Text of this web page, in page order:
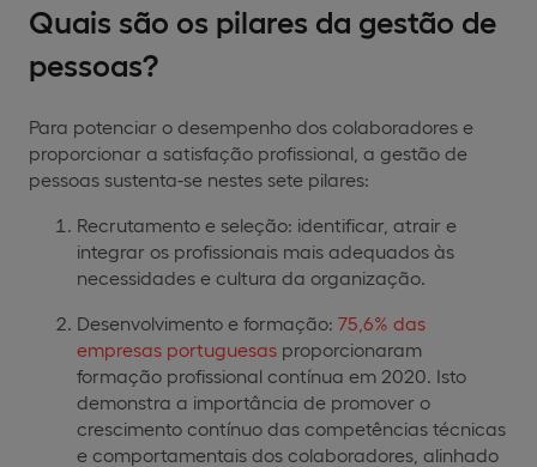
Quais são os pilares da gestão de
pessoas?
Para potenciar o desempenho dos colaboradores e
proporcionar a satisfação profissional, a gestão de
pessoas sustenta-se nestes sete pilares:
Recrutamento e seleção: identificar, atrair e
integrar os profissionais mais adequados às
necessidades e cultura da organização.
Desenvolvimento e formação: 75,6% das
empresas portuguesas proporcionaram
formação profissional contínua em 2020. Isto
demonstra a importância de promover o
crescimento contínuo das competências técnicas
e comportamentais dos colaboradores, alinhado